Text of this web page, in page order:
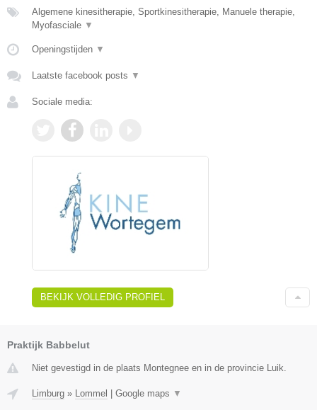
Algemene kinesitherapie, Sportkinesitherapie, Manuele therapie,
Myofasciale ▼
Openingstijden ▼
Laatste facebook posts ▼
Sociale media:
BEKIJK VOLLEDIG PROFIEL
Praktijk Babbelut
Niet gevestigd in de plaats Montegnee en in de provincie Luik.
Limburg » Lommel Google maps ▼